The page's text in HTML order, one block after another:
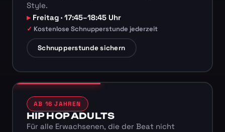
Style.
Freitag · 17:45–18:45 Uhr
Kostenlose Schnupperstunde jederzeit
Schnupperstunde sichern
AB 16 JAHREN
HIP HOP ADULTS
Für alle Erwachsenen, die der Beat nicht